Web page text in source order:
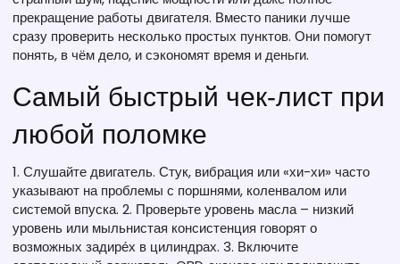
прекращение работы двигателя. Вместо паники лучше
сразу проверить несколько простых пунктов. Они помогут
понять, в чём дело, и сэкономят время и деньги.
Самый быстрый чек‑лист при
любой поломке
1. Слушайте двигатель. Стук, вибрация или «хи-хи» часто
указывают на проблемы с поршнями, коленвалом или
системой впуска. 2. Проверьте уровень масла – низкий
уровень или мыльнистая консистенция говорят о
возможных задире́х в цилиндрах. 3. Включите